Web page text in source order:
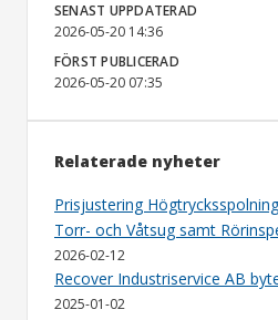
SENAST UPPDATERAD
2026-05-20 14:36
FÖRST PUBLICERAD
2026-05-20 07:35
Relaterade nyheter
Prisjustering
Torr- och Våtsug samt
2026-02-12
Recover Industriservice AB
2025-01-02